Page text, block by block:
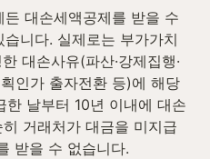
대손세액공제를 받을 수
니다. 실제로는 부가가치
대손사유(파산·강제집행·
획인가 출자전환 등)에 해당
한 날부터 10년 이내에 대손
거래처가 대금을 미지급
받을 수 없습니다.